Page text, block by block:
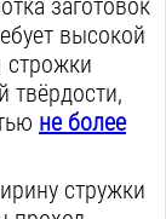
заготовок
высокой
строжки
твёрдости,
не более
стружки